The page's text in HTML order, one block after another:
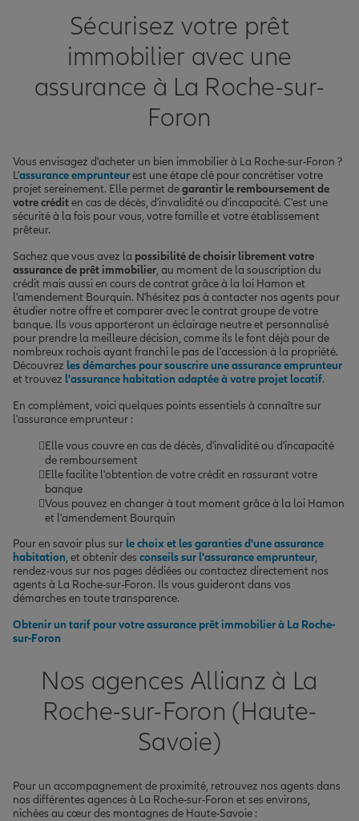
Sécurisez votre prêt
immobilier avec une
assurance à La Roche-sur-
Foron
Vous envisagez d'acheter un bien immobilier à La Roche-sur-Foron ?
L'assurance emprunteurest une étape clé pour concrétiser votre
projet sereinement. Elle permet degarantir le remboursement de
votre créditen cas de décès, d'invalidité ou d'incapacité. C'est une
sécurité à la fois pour vous, votre famille et votre établissement
prêteur.
Sachez que vous avez la possibilité de choisir librement votre
assurance de prêt immobilier, au moment de la souscription du
crédit mais aussi en cours de contrat grâce à la loi Hamon et
l'amendement Bourquin. N'hésitez pas à contacter nos agents pour
étudier notre offre et comparer avec le contrat groupe de votre
banque. Ils vous apporteront un éclairage neutre et personnalisé
pour prendre la meilleure décision, comme ils le font déjà pour de
nombreux rochois ayant franchi le pas de l'accession à la propriété.
Découvrez les démarches pour souscrire une assurance emprunteur
et trouvez l'assurance habitation adaptée à votre projet locatif.
En complément, voici quelques points essentiels à connaître sur
l'assurance emprunteur :
Elle vous couvre en cas de décès, d'invalidité ou d'incapacité
de remboursement
Elle facilite l'obtention de votre crédit en rassurant votre
banque
Vous pouvez en changer à tout moment grâce à la loi Hamon
et l'amendement Bourquin
Pour en savoir plus sur le choix et les garanties d'une assurance
habitation, et obtenir des conseils sur l'assurance emprunteur,
rendez-vous sur nos pages dédiées ou contactez directement nos
agents à La Roche-sur-Foron. Ils vous guideront dans vos
démarches en toute transparence.
Obtenir un tarif pour votre assurance prêt immobilier à La Roche-
sur-Foron
Nos agences Allianz à La
Roche-sur-Foron (Haute-
Savoie)
Pour un accompagnement de proximité, retrouvez nos agents dans
nos différentes agences à La Roche-sur-Foron et ses environs,
nichées au cœur des montagnes de Haute-Savoie :